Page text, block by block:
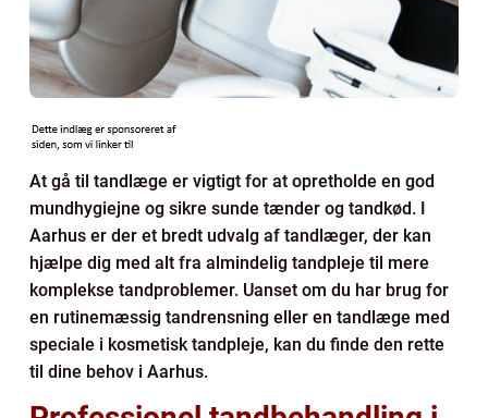
At gå til tandlæge er vigtigt for at opretholde en god
mundhygiejne og sikre sunde tænder og tandkød. I
Aarhus er der et bredt udvalg af tandlæger, der kan
hjælpe dig med alt fra almindelig tandpleje til mere
komplekse tandproblemer. Uanset om du har brug for
en rutinemæssig tandrensning eller en tandlæge med
speciale i kosmetisk tandpleje, kan du finde den rette
til dine behov i Aarhus.